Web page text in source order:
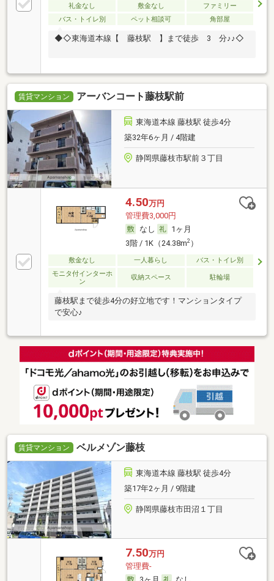
礼金なし 敷金なし
ファミリー
バス・トイレ別
ペット相談可 角部屋
◆◇東海道本線【 藤枝駅 】まで徒歩 3 分♪♪◇
賃貸マンション アーバンコート藤枝駅前
東海道本線 藤枝駅 徒歩4分
築32年6ヶ月 / 4階建
静岡県藤枝市駅前３丁目
4.50万円
管理費3,000円
なし
1ヶ月
3階 / 1K（24.38m2）
敷金なし 一人暮らし
バス・トイレ別
モニタ付インターホ
ン
収納スペース 駐輪場
藤枝駅まで徒歩4分の好立地です！マンションタイプ
で安心♪
賃貸マンション ベルメゾン藤枝
東海道本線 藤枝駅 徒歩4分
築17年2ヶ月 / 9階建
静岡県藤枝市田沼１丁目
7.50万円
管理費-